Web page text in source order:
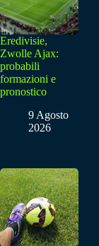
Eredivisie,
Zwolle Ajax:
probabili
formazioni e
pronostico
9 Agosto
2026